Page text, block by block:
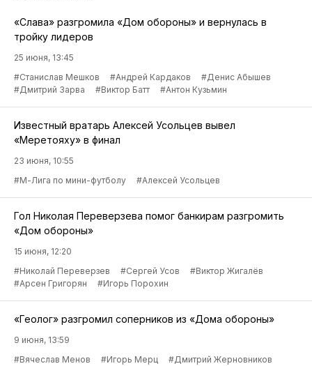
«Слава» разгромила «Дом обороны» и вернулась в
тройку лидеров
25 июня, 13:45
#Станислав Мешков
#Андрей Кардаков
#Денис Абышев
#Дмитрий Зарва
#Виктор Батт #Антон Кузьмин
Известный вратарь Алексей Усольцев вывел
«Меретояху» в финал
23 июня, 10:55
#М-Лига по мини-футболу
#Алексей Усольцев
Гол Николая Переверзева помог банкирам разгромить
«Дом обороны»
15 июня, 12:20
#Николай Переверзев
#Сергей Усов
#Виктор Жигалёв
#Арсен Григорян
#Игорь Порохин
«Геолог» разгромил соперников из «Дома обороны»
9 июня, 13:59
#Вячеслав Менов
#Игорь Мерц #Дмитрий Жерновников